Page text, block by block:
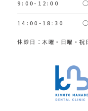
9:00-12:00 ○
14:00-18:30 ○
休診日：木曜・日曜